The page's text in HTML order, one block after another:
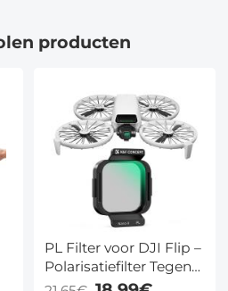
producten
PL Filter voor DJI Flip –
Polarisatiefilter Tegen
Schittering en